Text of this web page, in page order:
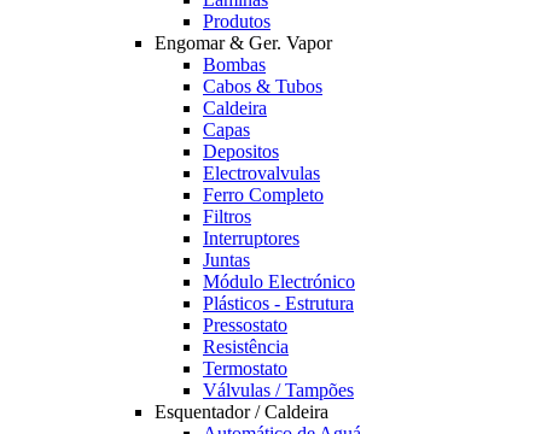
Produtos
Engomar & Ger. Vapor
Bombas
Cabos & Tubos
Caldeira
Capas
Depositos
Electrovalvulas
Ferro Completo
Filtros
Interruptores
Juntas
Módulo Electrónico
Plásticos - Estrutura
Pressostato
Resistência
Termostato
Válvulas / Tampões
Esquentador / Caldeira